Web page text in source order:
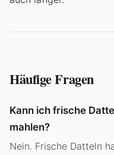
Häufige Fragen
Kann ich frische
mahlen?
Nein. Frische Datteln